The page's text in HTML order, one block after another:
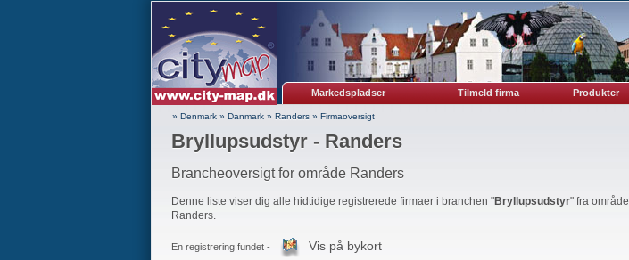
Markedspladser Tilmeld firma Produkter
» Denmark» Danmark» Randers» Firmaoversigt
Bryllupsudstyr - Randers
Brancheoversigt for område Randers
Denne liste viser dig alle hidtidige registrerede firmaer i branchen "Bryllupsudstyr" fra område
Randers.
En registrering fundet - Vis på bykort